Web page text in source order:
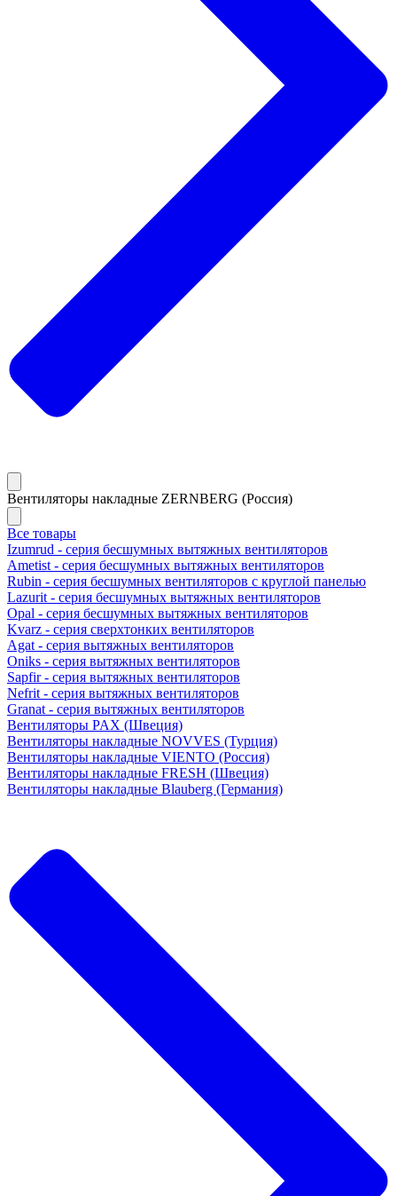
Вентиляторы накладные ZERNBERG (Россия)
Все товары
Izumrud - серия бесшумных вытяжных вентиляторов
Ametist - серия бесшумных вытяжных вентиляторов
Rubin - серия бесшумных вентиляторов с круглой панелью
Lazurit - серия бесшумных вытяжных вентиляторов
Opal - серия бесшумных вытяжных вентиляторов
Kvarz - серия сверхтонких вентиляторов
Agat - серия вытяжных вентиляторов
Oniks - серия вытяжных вентиляторов
Sapfir - серия вытяжных вентиляторов
Nefrit - серия вытяжных вентиляторов
Granat - серия вытяжных вентиляторов
Вентиляторы PAX (Швеция)
Вентиляторы накладные NOVVES (Турция)
Вентиляторы накладные VIENTO (Россия)
Вентиляторы накладные FRESH (Швеция)
Вентиляторы накладные Blauberg (Германия)